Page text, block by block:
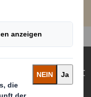
wandelnde Welt